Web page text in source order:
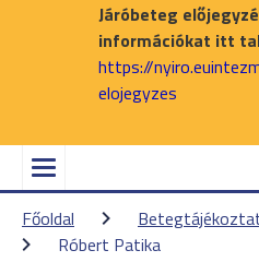
Járóbeteg
információkat itt
https://
elojegyzes
Főoldal
Róbert Patika